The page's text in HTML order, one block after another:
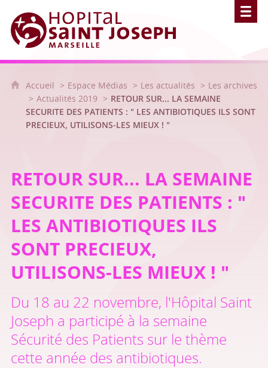
Hôpital Saint Joseph - Marseille
Accueil Espace Médias Les actualités
Les archives
Actualités 2019
RETOUR SUR... LA SEMAINE
SECURITE DES PATIENTS : " LES ANTIBIOTIQUES ILS SONT
PRECIEUX, UTILISONS-LES MIEUX ! "
RETOUR SUR... LA SEMAINE
SECURITE DES PATIENTS : "
LES ANTIBIOTIQUES ILS
SONT PRECIEUX,
UTILISONS-LES MIEUX ! "
Du 18 au 22 novembre, l'Hôpital Saint
Joseph a participé à la semaine
Sécurité des Patients sur le thème
cette année des antibiotiques.